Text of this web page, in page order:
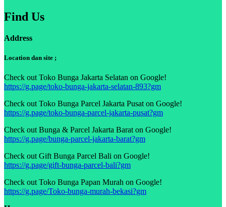
Find Us
Address
Location dan site ;
Check out Toko Bunga Jakarta Selatan on Google!
https://g.page/toko-bunga-jakarta-selatan-893?gm
Check out Toko Bunga Parcel Jakarta Pusat on Google!
https://g.page/toko-bunga-parcel-jakarta-pusat?gm
Check out Bunga & Parcel Jakarta Barat on Google!
https://g.page/bunga-parcel-jakarta-barat?gm
Check out Gift Bunga Parcel Bali on Google!
https://g.page/gift-bunga-parcel-bali?gm
Check out Toko Bunga Papan Murah on Google!
https://g.page/Toko-bunga-murah-bekasi?gm